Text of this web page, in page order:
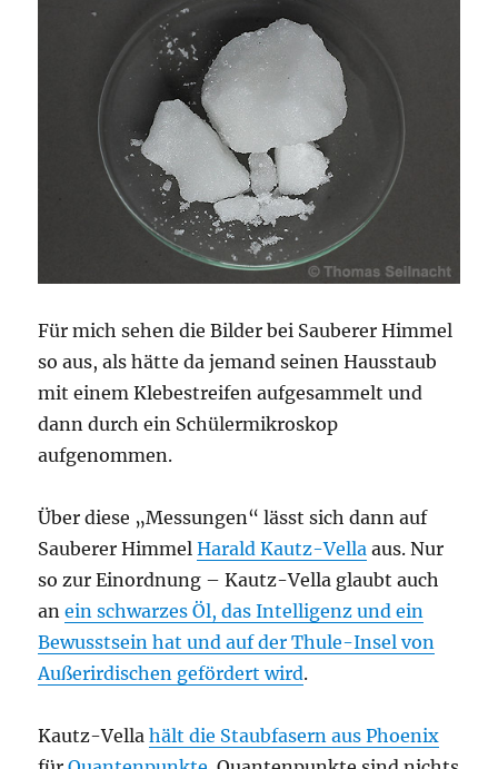
Für mich sehen die Bilder bei Sauberer Himmel
so aus, als hätte da jemand seinen Hausstaub
mit einem Klebestreifen aufgesammelt und
dann durch ein Schülermikroskop
aufgenommen.
Über diese „Messungen“ lässt sich dann auf
Sauberer HimmelHarald Kautz-Vella aus. Nur
so zur Einordnung – Kautz-Vella glaubt auch
anein schwarzes Öl, das Intelligenz und ein
Bewusstsein hat und auf der Thule-Insel von
Außerirdischen gefördert wird.
Kautz-Vellahält die Staubfasern aus Phoenix